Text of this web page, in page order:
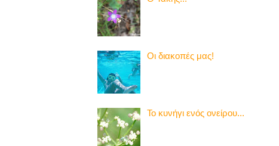
Οι διακοπές μας!
Το κυνήγι ενός ονείρου...